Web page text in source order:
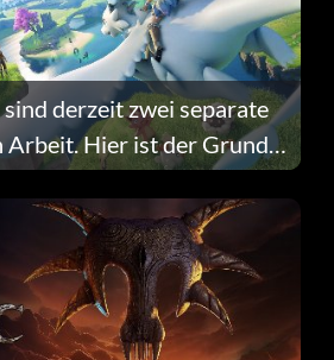
sind derzeit zwei separate
Arbeit. Hier ist der Grund